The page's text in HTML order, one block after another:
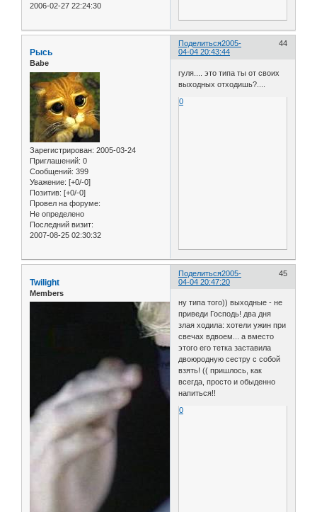
2006-02-27 22:24:30
Поделиться 44
2005-
04-04 20:43:44
Рысь
Babe
Зарегистрирован: 2005-03-24
Приглашений: 0
Сообщений: 399
Уважение: [+0/-0]
Позитив: [+0/-0]
Провел на форуме:
Не определено
Последний визит:
2007-08-25 02:30:32
гуля.... это типа ты от своих
выходных отходишь?....
0
Поделиться 45
2005-
04-04 20:47:20
Twilight
Members
ну типа того)) выходные - не
приведи Господь! два дня
злая ходила: хотели ужин при
свечах вдвоем... а вместо
этого его тетка заставила
двоюродную сестру с собой
взять! (( пришлось, как
всегда, просто и обыденно
напиться!!
0